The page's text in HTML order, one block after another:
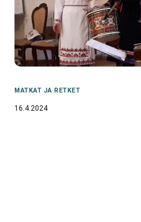
MATKAT JA RETKET
16.4.2024